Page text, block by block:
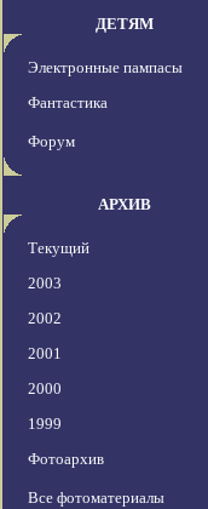
ДЕТЯМ
Электронные пампасы
Фантастика
Форум
АРХИВ
Текущий
2003
2002
2001
2000
1999
Фотоархив
Все фотоматериалы